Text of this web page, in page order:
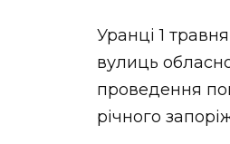
Уранці 1
вулиць
проведення
річного